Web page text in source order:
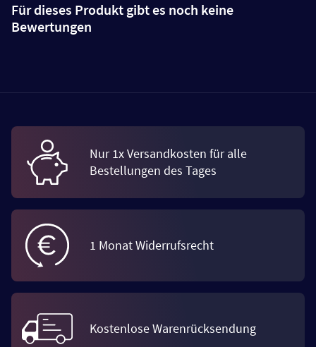
Für dieses Produkt gibt es noch keine
Bewertungen
Nur 1x Versandkosten für alle
Bestellungen des Tages
1 Monat Widerrufsrecht
Kostenlose Warenrücksendung